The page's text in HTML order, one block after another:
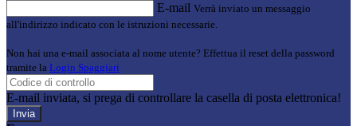
E-mail Verrà inviato un messaggio
all'indirizzo indicato con le istruzioni necessarie.
Non hai una e-mail associata al nome utente? Effettua il reset della password
tramite la Login Spaggiari
E-mail inviata, si prega di controllare la casella di posta elettronica!